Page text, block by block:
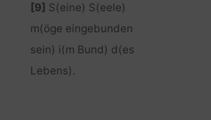
[9] S(eine) S(eele)
m(öge eingebunden
sein) i(m Bund) d(es
Lebens).